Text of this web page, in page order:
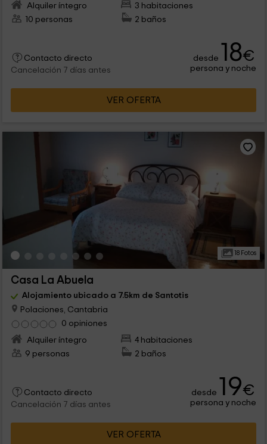
Alquiler íntegro
3 habitaciones
10 personas
2 baños
Contacto directo
Cancelación 7 días antes
desde 18€
persona y noche
VER OFERTA
18 Fotos
Casa La Abuela
Alojamiento ubicado a 7.5km de Santotis
Polaciones, Cantabria
0 opiniones
Alquiler íntegro
4 habitaciones
9 personas
2 baños
Contacto directo
Cancelación 7 días antes
desde 19€
persona y noche
VER OFERTA